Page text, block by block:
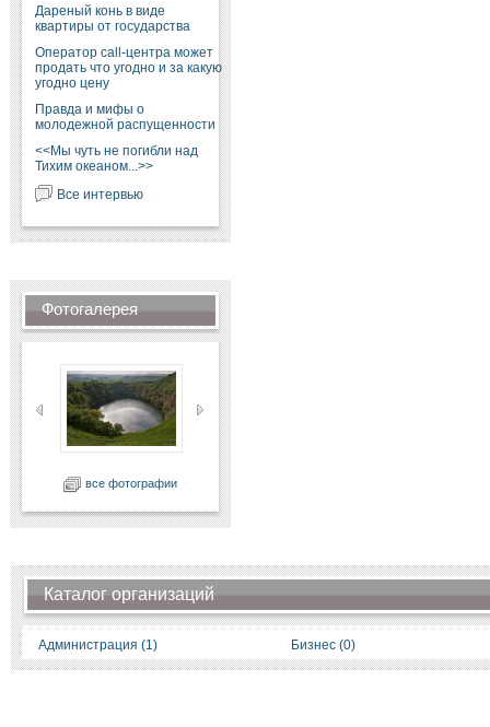
Дареный конь в виде
квартиры от государства
Оператор call-центра может
продать что угодно и за какую
угодно цену
Правда и мифы о
молодежной распущенности
<<Мы чуть не погибли над
Тихим океаном...>>
Все интервью
Фотогалерея
все фотографии
Каталог организаций
Администрация (1) Бизнес (0)